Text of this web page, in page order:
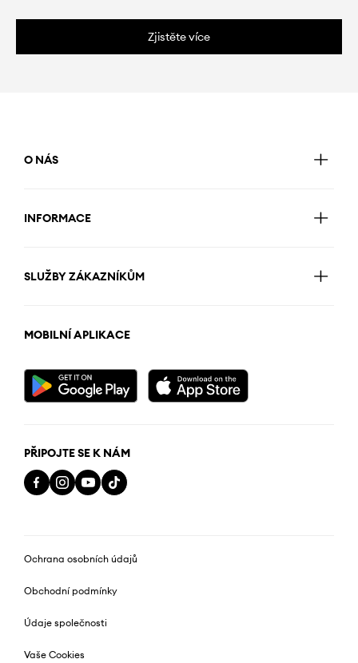
Zjistěte více
O NÁS
INFORMACE
SLUŽBY ZÁKAZNÍKŮM
MOBILNÍ APLIKACE
PŘIPOJTE SE K NÁM
Ochrana osobních údajů
Obchodní podmínky
Údaje společnosti
Vaše Cookies